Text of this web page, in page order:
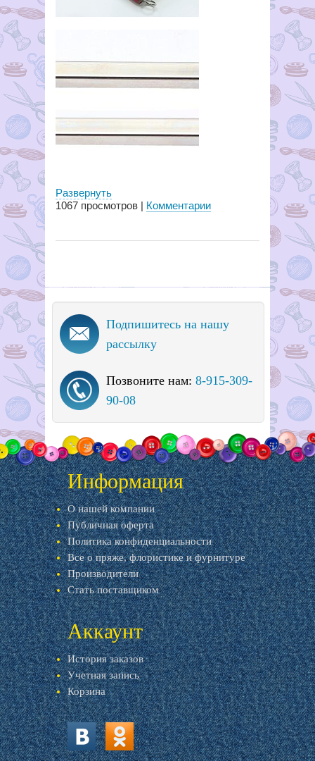
Развернуть
1067 просмотров | Комментарии
Подпишитесь на нашу
рассылку
Позвоните нам: 8-915-309-
90-08
Информация
О нашей компании
Публичная оферта
Политика конфиденциальности
Все о пряже, флористике и фурнитуре
Производители
Стать поставщиком
Аккаунт
История заказов
Учетная запись
Корзина
vk.com ok.ru